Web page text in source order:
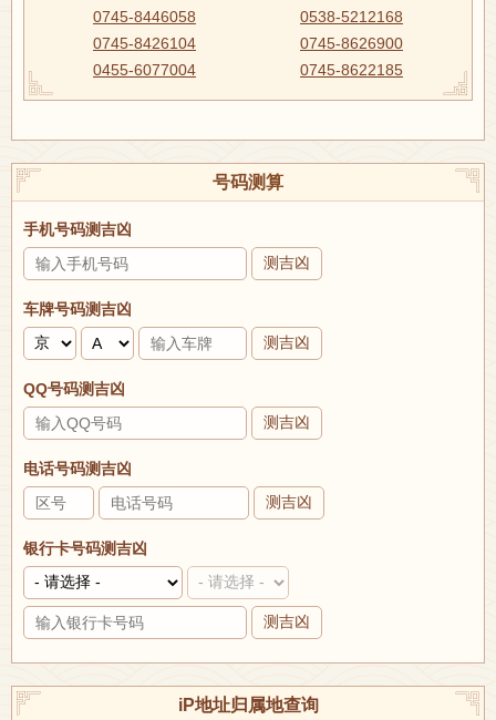
0745-8446058
0538-5212168
0745-8426104
0745-8626900
0455-6077004
0745-8622185
号码测算
手机号码测吉凶
测吉凶
车牌号码测吉凶
测吉凶
QQ号码测吉凶
测吉凶
电话号码测吉凶
测吉凶
银行卡号码测吉凶
测吉凶
iP地址归属地查询